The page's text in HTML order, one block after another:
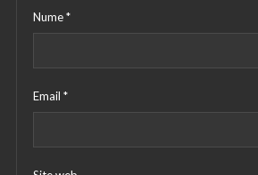
Nume*
Email *